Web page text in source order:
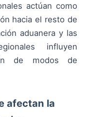
actúan como
hacia el resto de
aduanera y las
influyen
de modos de
afectan la